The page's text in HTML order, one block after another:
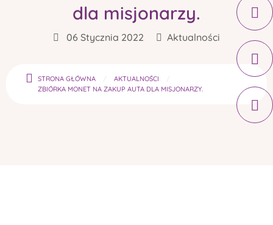
dla misjonarzy.
06 Stycznia 2022 Aktualności
STRONA GŁÓWNA
AKTUALNOŚCI
ZBIÓRKA MONET NA ZAKUP AUTA DLA MISJONARZY.